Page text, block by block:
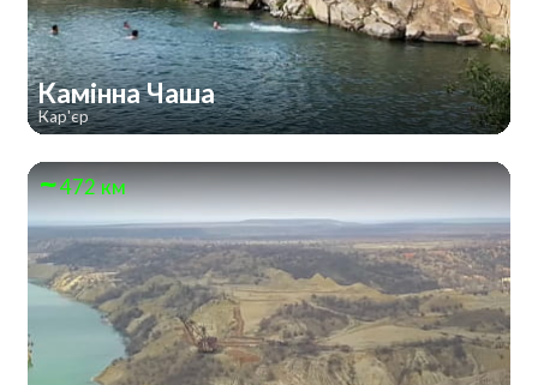
Камінна Чаша
Кар'єр
472 км